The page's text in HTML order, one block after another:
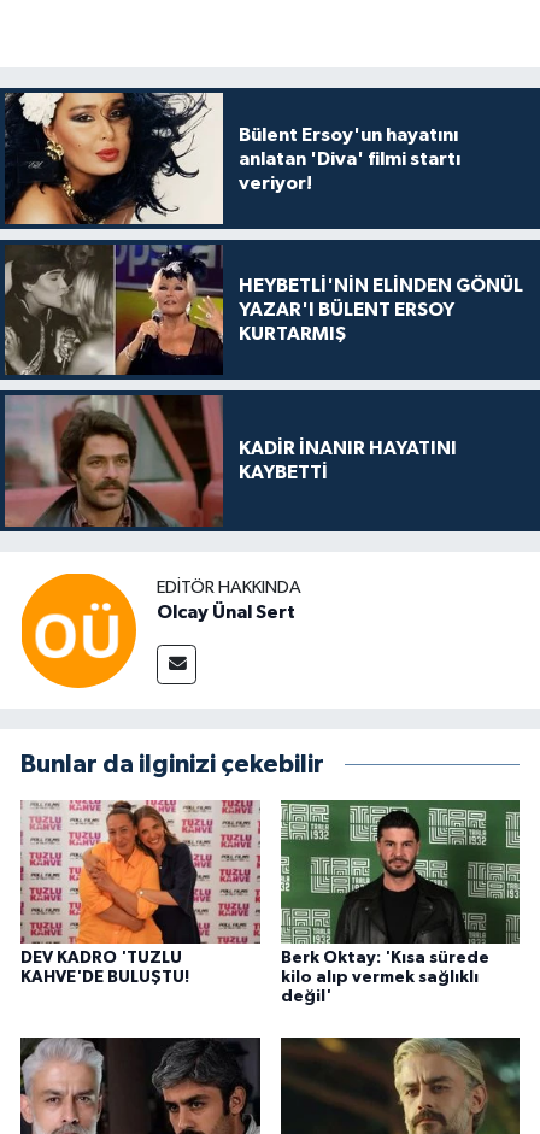
Bülent Ersoy'un hayatını
anlatan 'Diva' filmi startı
veriyor!
HEYBETLİ'NİN ELİNDEN GÖNÜL
YAZAR'I BÜLENT ERSOY
KURTARMIŞ
KADİR İNANIR HAYATINI
KAYBETTİ
EDITÖR HAKKINDA
Olcay Ünal Sert
Bunlar da ilginizi çekebilir
DEV KADRO 'TUZLU
KAHVE'DE BULUŞTU!
Berk Oktay: 'Kısa sürede
kilo alıp vermek sağlıklı
değil'